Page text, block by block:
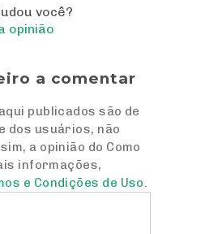
você?
opinião
a comentar
publicados são de
dos usuários, não
a opinião do Como
informações,
e Condições de Uso.